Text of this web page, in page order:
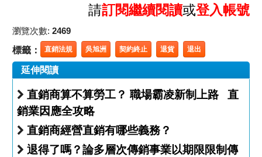
請訂閱繼續閱讀或登入帳號
瀏覽次數: 2469
標籤： 直銷法規 吳旭洲 契約終止 退貨 退出
延伸閱讀
直銷商算不算勞工？ 職場霸凌新制上路 直
銷業因應全攻略
直銷商經營直銷有哪些義務？
退得了嗎？論多層次傳銷事業以期限限制傳